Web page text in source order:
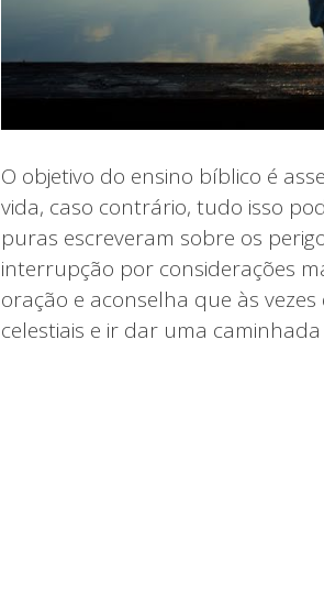
O objetivo do ensino bíblico é
vida, caso contrário, tudo isso
puras escreveram sobre os
interrupção por considerações
oração e aconselha que às
celestiais e ir dar uma